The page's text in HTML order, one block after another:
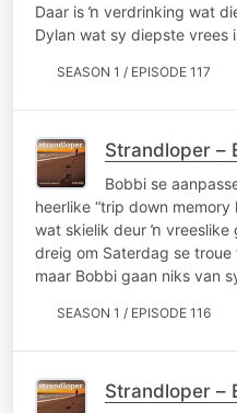
Daar is ŉ verdrinking wat
Dylan wat sy diepste vrees
SEASON 1 / EPISODE 117
Strandloper –
Bobbi se
heerlike “trip down memory
wat skielik deur ŉ vreeslike
dreig om Saterdag se
maar Bobbi gaan niks van
SEASON 1 / EPISODE 116
Strandloper –